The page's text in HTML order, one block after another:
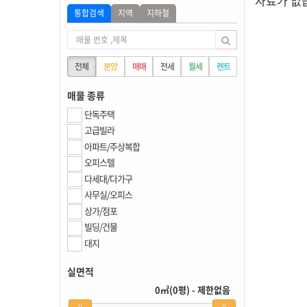
통합검색 지역 지하철
전체 분양 매매 전세 월세 렌트
매물 종류
단독주택
고급빌라
아파트/주상복합
오피스텔
다세대/다가구
사무실/오피스
상가/점포
빌딩/건물
대지
실면적
0㎡(0평) - 제한없음